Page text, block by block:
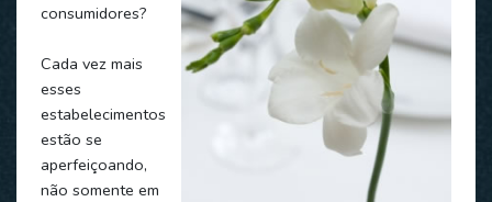
consumidores?
Cada vez mais
esses
estabelecimentos
estão se
aperfeiçoando,
não somente em